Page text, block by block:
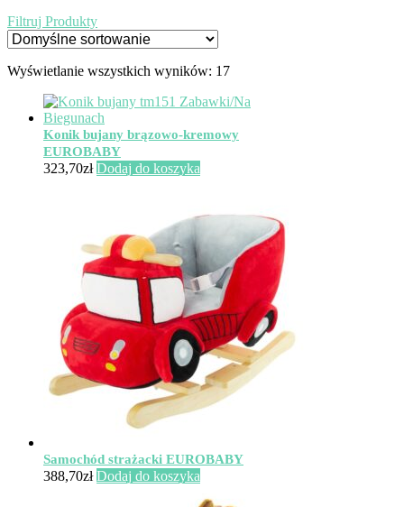
Filtruj Produkty
Wyświetlanie wszystkich wyników: 17
Konik bujany brązowo-kremowy
EUROBABY
323,70zł Dodaj do koszyka
Samochód strażacki EUROBABY
388,70zł Dodaj do koszyka